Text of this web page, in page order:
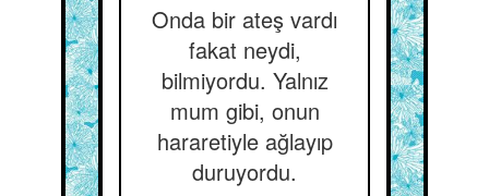
Onda bir ateş vardı
fakat neydi,
bilmiyordu. Yalnız
mum gibi, onun
hararetiyle ağlayıp
duruyordu.